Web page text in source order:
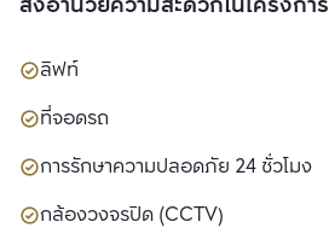
ลิฟท์
ที่จอดรถ
การรักษาความปลอดภัย 24 ชั่วโมง
กล้องวงจรปิด (CCTV)